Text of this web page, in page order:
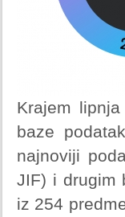
Krajem
baze
najnoviji
JIF) i drugim
iz 254